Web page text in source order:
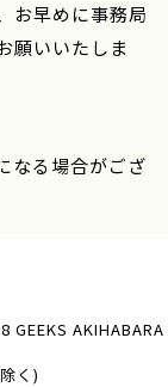
お早めに事務局
願いいたしま
なる場合がござ
AKIHABARA
く)